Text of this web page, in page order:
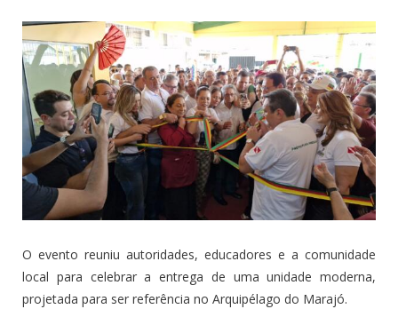
O evento reuniu autoridades, educadores e a comunidade
local para celebrar a entrega de uma unidade moderna,
projetada para ser referência no Arquipélago do Marajó.